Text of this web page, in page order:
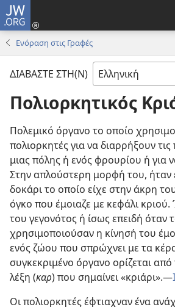
JW.ORG
Ενόραση στις Γραφές
ΔΙΑΒΑΣΤΕ ΣΤΗ(Ν)
Πολιορκητικός
Πολεμικό όργανο το οποίο
πολιορκητές για να διαρρήξουν τις
μιας πόλης ή ενός φρουρίου ή για
Στην απλούστερη μορφή του, ήταν
δοκάριτο οποίο είχε στην άκρη
όγκο που έμοιαζε με κεφάλι
του γεγονότος ή ίσως επειδή όταν
χρησιμοποιούσαν η κίνησή του
ενός ζώου που σπρώχνει με τα
συγκεκριμένο όργανο ορίζεται από
λέξη (καρ) που σημαίνει «κριάρι».—
Οι πολιορκητές έφτιαχναν ένα